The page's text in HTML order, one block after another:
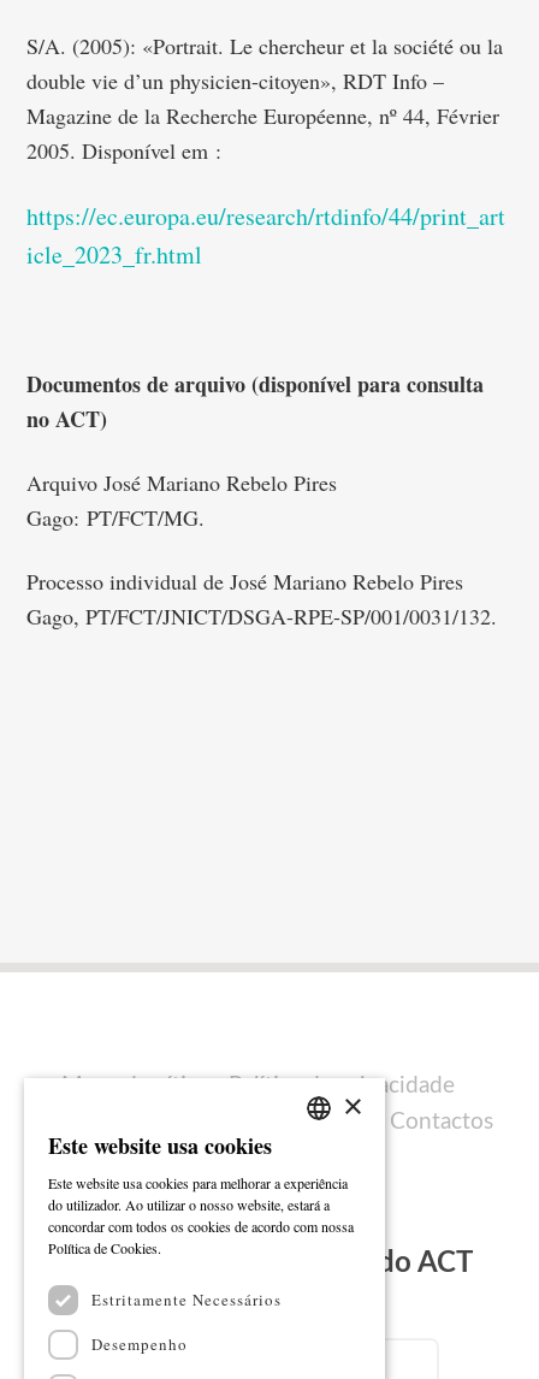
S/A. (2005): «Portrait. Le chercheur et la société ou la
double vie d’un physicien-citoyen», RDT Info –
Magazine de la Recherche Européenne, nº 44, Février
2005. Disponível em :
https://ec.europa.eu/research/rtdinfo/44/print_art
icle_2023_fr.html
Documentos de arquivo (disponível para consulta
no ACT)
Arquivo José Mariano Rebelo Pires
Gago: PT/FCT/MG.
Processo individual de José Mariano Rebelo Pires
Gago, PT/FCT/JNICT/DSGA-RPE-SP/001/0031/132.
Mapa do sítio
Política de privacidade
Ficha técnica Contactos
Subscreva a Newsletter do ACT
ENGLISH
×
Este website usa cookies
Este website usa cookies para melhorar a experiência
do utilizador. Ao utilizar o nosso website, estará a
concordar com todos os cookies de acordo com nossa
Política de Cookies.
Estritamente Necessários
Desempenho